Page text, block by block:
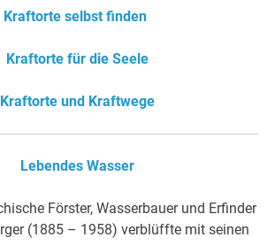
Kraftorte selbst finden
Kraftorte für die Seele
Kraftorte und Kraftwege
Lebendes Wasser
Förster, Wasserbauer und Erfinder
(1885 – 1958) verblüffte mit seinen